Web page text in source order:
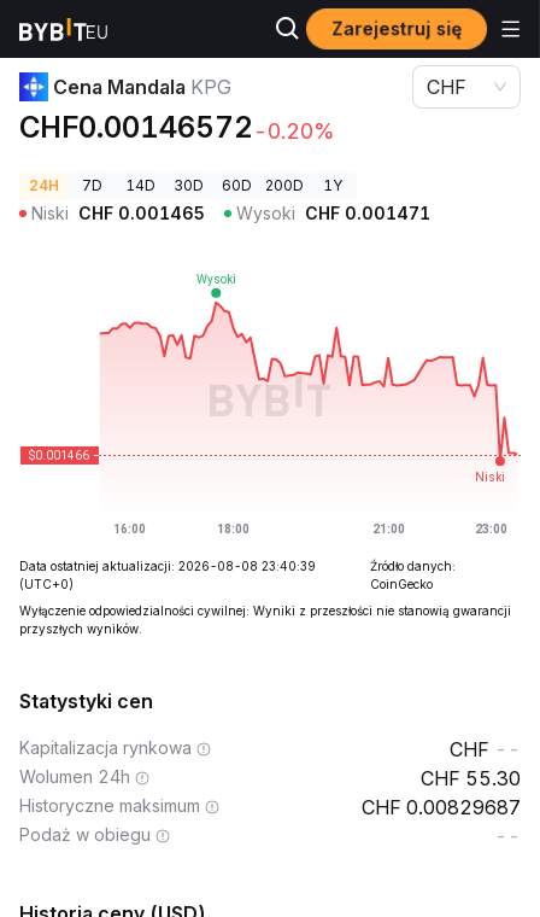
Zarejestruj się
Ceny kryptowalut Cena Mandala KPG
Cena Mandala KPG
CHF0.00146572 -0.20%
CHF
24H 7D 14D 30D 60D 200D 1Y
Niski CHF 0.001465 Wysoki CHF 0.001471
Data ostatniej aktualizacji: 2026-08-08 23:40:39
(UTC+0)
Źródło danych:
CoinGecko
Wyłączenie odpowiedzialności cywilnej: Wyniki z przeszłości nie stanowią gwarancji
przyszłych wyników.
Statystyki cen
Kapitalizacja rynkowa --
Wolumen 24h 55.30
Historyczne maksimum 0.00829687
Podaż w obiegu --